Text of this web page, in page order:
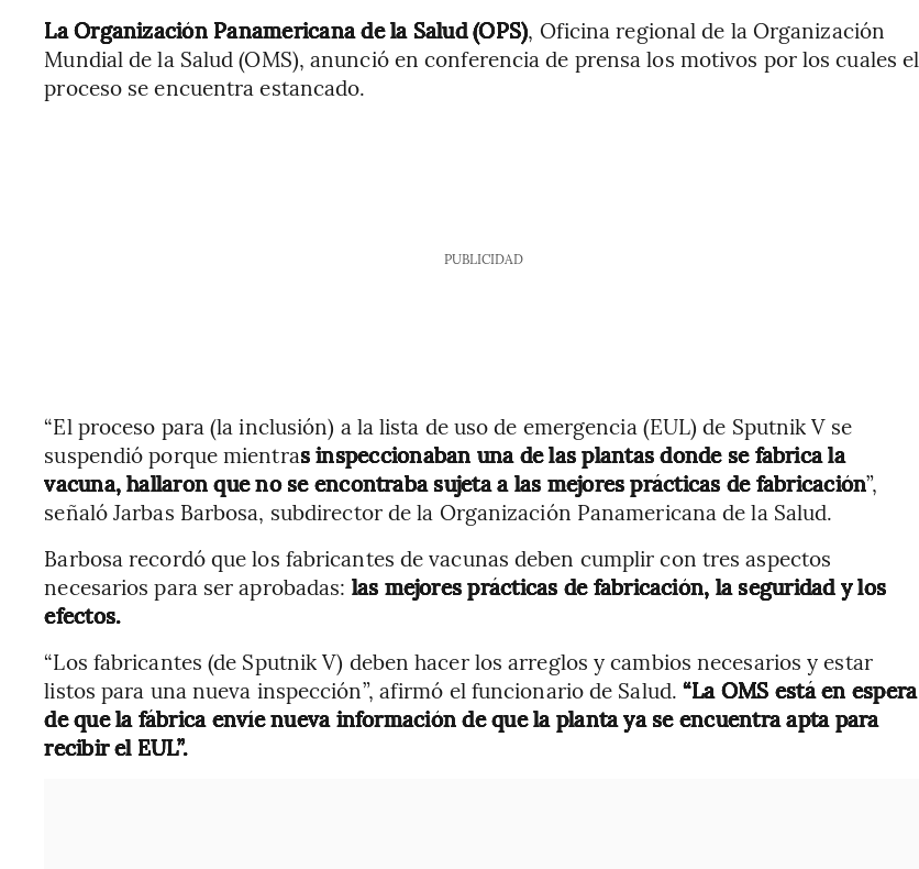
La Organización Panamericana de la Salud (OPS), Oficina regional de la Organización
Mundial de la Salud (OMS), anunció en conferencia de prensa los motivos por los cuales el
proceso se encuentra estancado.
PUBLICIDAD
“El proceso para (la inclusión) a la lista de uso de emergencia (EUL) de Sputnik V se
suspendió porque mientras inspeccionaban una de las plantas donde se fabrica la
vacuna, hallaron que no se encontraba sujeta a las mejores prácticas de fabricación”,
señaló Jarbas Barbosa, subdirector de la Organización Panamericana de la Salud.
Barbosa recordó que los fabricantes de vacunas deben cumplir con tres aspectos
necesarios para ser aprobadas: las mejores prácticas de fabricación, la seguridad y los
efectos.
“Los fabricantes (de Sputnik V) deben hacer los arreglos y cambios necesarios y estar
listos para una nueva inspección”, afirmó el funcionario de Salud.“La OMS está en espera
de que la fábrica envíe nueva información de que la planta ya se encuentra apta para
recibir el EUL”.